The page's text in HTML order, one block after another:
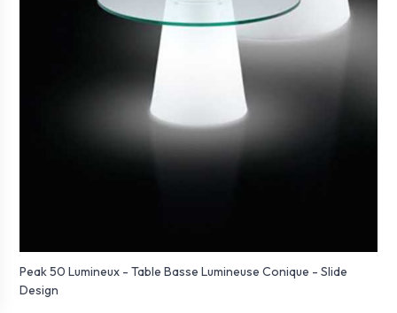
Peak 50 Lumineux - Table Basse Lumineuse Conique - Slide
Design